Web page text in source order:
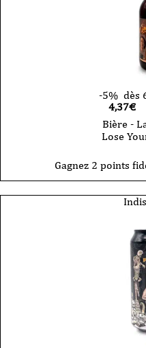
-5% dès
4,37€
Bière -
Lose
Gagnez 2 points